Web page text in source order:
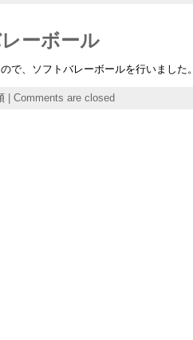
ーボール
で、ソフトバレーボールを行いました。
| Comments are closed